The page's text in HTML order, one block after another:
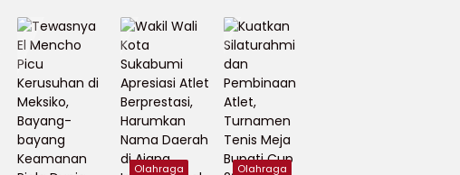
United 5-0,
Perkuat
Puncak
Klasemen BRI
Super
League
Olahraga Olahraga